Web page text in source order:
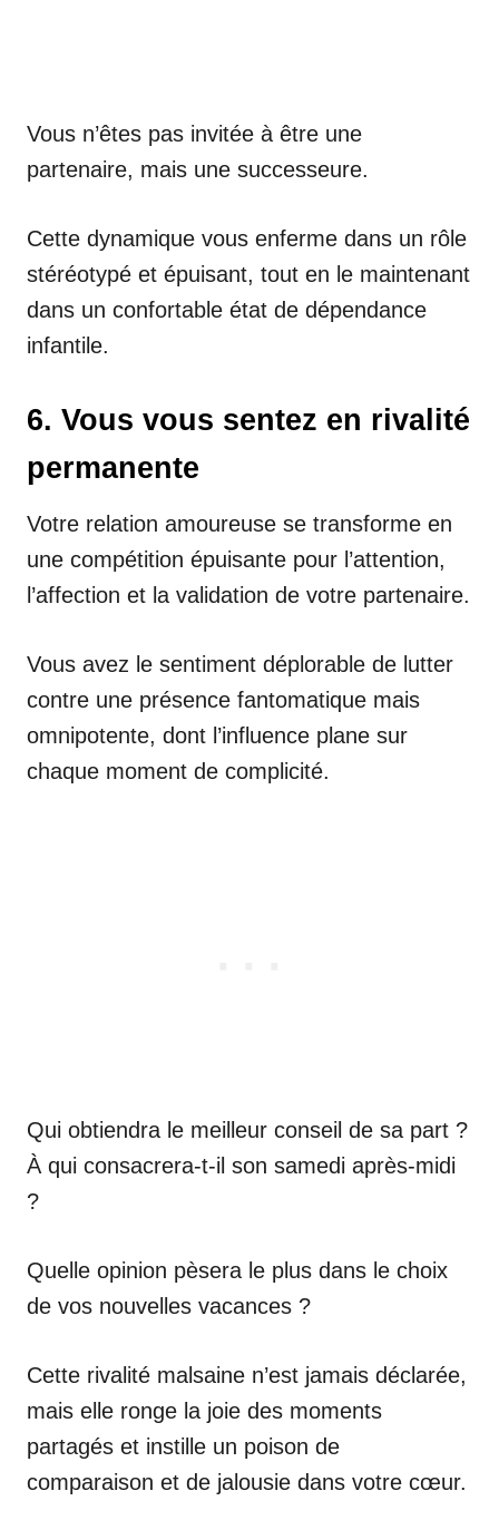
Vous n’êtes pas invitée à être une
partenaire, mais une successeure.
Cette dynamique vous enferme dans un rôle
stéréotypé et épuisant, tout en le maintenant
dans un confortable état de dépendance
infantile.
6. Vous vous sentez en rivalité
permanente
Votre relation amoureuse se transforme en
une compétition épuisante pour l’attention,
l’affection et la validation de votre partenaire.
Vous avez le sentiment déplorable de lutter
contre une présence fantomatique mais
omnipotente, dont l’influence plane sur
chaque moment de complicité.
Qui obtiendra le meilleur conseil de sa part ?
À qui consacrera-t-il son samedi après-midi
?
Quelle opinion pèsera le plus dans le choix
de vos nouvelles vacances ?
Cette rivalité malsaine n’est jamais déclarée,
mais elle ronge la joie des moments
partagés et instille un poison de
comparaison et de jalousie dans votre cœur.